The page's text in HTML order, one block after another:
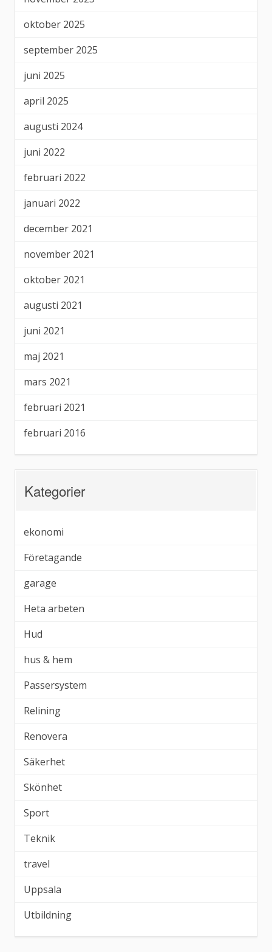
oktober 2025
september 2025
juni 2025
april 2025
augusti 2024
juni 2022
februari 2022
januari 2022
december 2021
november 2021
oktober 2021
augusti 2021
juni 2021
maj 2021
mars 2021
februari 2021
februari 2016
Kategorier
ekonomi
Företagande
garage
Heta arbeten
Hud
hus & hem
Passersystem
Relining
Renovera
Säkerhet
Skönhet
Sport
Teknik
travel
Uppsala
Utbildning